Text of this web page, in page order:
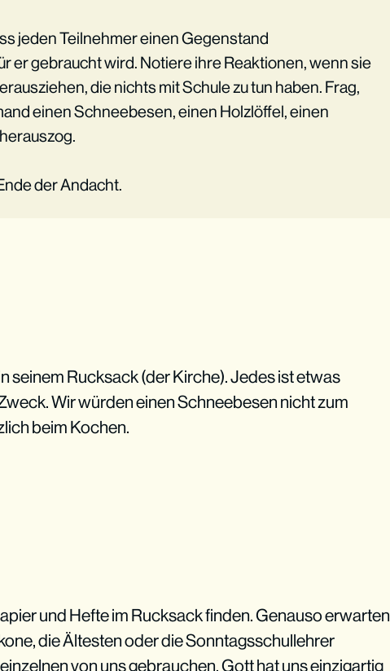
jeden Teilnehmer einen Gegenstand
er gebraucht wird. Notiere ihre Reaktionen, wenn sie
die nichts mit Schule zu tun haben. Frag,
einen Schneebesen, einen Holzlöffel, einen
der Andacht.
seinem Rucksack (der Kirche). Jedes ist etwas
Wir würden einen Schneebesen nicht zum
beim Kochen.
und Hefte im Rucksack finden. Genauso erwarten
die Ältesten oder die Sonntagsschullehrer
von uns gebrauchen. Gott hat uns einzigartig